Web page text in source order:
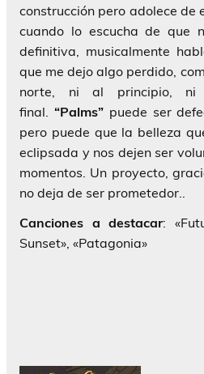
construcción pero adolece de
cuando lo escucha de que
definitiva, musicalmente
que me dejo algo perdido,
norte, ni al principio,
final. “Palms”puede ser
pero puede que la belleza
eclipsada y nos dejen ser
momentos. Un proyecto,
no deja de ser prometedor..
Canciones a destacar:
Sunset», «Patagonia»